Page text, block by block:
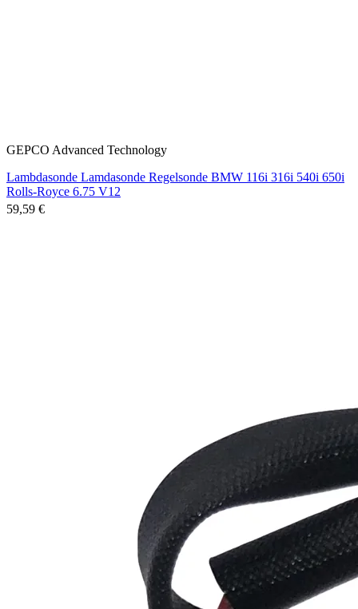
GEPCO Advanced Technology
Lambdasonde Lamdasonde Regelsonde BMW 116i 316i 540i 650i
Rolls-Royce 6.75 V12
59,59 €